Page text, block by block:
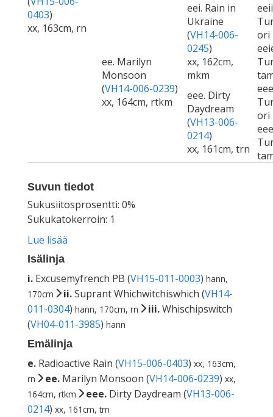
0403)
xx, 163cm, rn
ee. Marilyn
Monsoon
(VH14-006-0239)
xx, 164cm, rtkm
eei. Rain in
Ukraine
(VH14-006-
0245)
xx, 162cm,
mkm
ori
eee. Dirty
Daydream
(VH13-006-
0214)
xx, 161cm, trn
ori
Suvun tiedot
Sukusiitosprosentti: 0%
Sukukatokerroin: 1
Lue lisää
Isälinja
i. Excusemyfrench PB (VH15-011-0003) hann,
170cm
ii.Suprant Whichwitchiswhich (VH14-
011-0304) hann, 170cm, rn iii.Whischipswitch
(VH04-011-3985) hann
Emälinja
e. Radioactive Rain (VH15-006-0403) xx, 163cm,
rn
ee. Marilyn Monsoon (VH14-006-0239) xx,
164cm, rtkm
eee. Dirty Daydream (VH13-006-
0214) xx, 161cm, trn